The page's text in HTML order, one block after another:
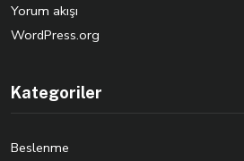
Yorum akışı
WordPress.org
Kategoriler
Beslenme